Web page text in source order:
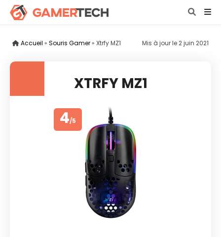
Accueil » Souris Gamer» Xtrfy MZ1 Mis à jour le2 juin 2021
XTRFY MZ1
4/5